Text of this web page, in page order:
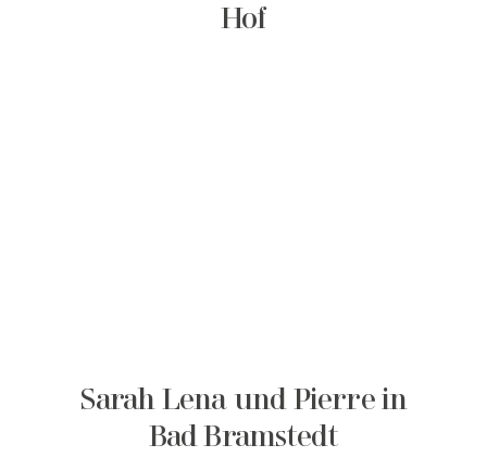
Hof
Sarah Lena und Pierre in
Bad Bramstedt